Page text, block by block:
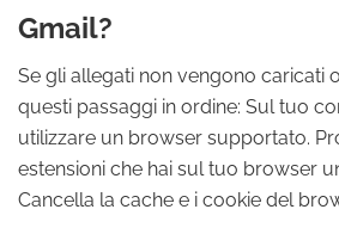
Gmail?
Se gli allegati non vengono caricati
questi passaggi in ordine: Sul tuo
utilizzare un browser supportato.
estensioni che hai sul tuo browser
Cancella la cache e i cookie del